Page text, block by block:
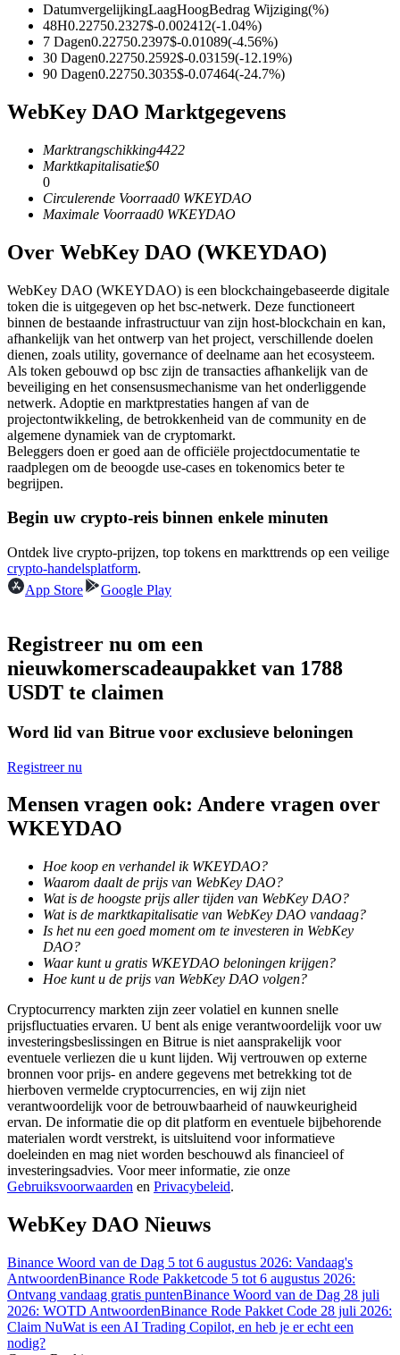
USDC-futures
Futures met USDC als onderpand
Kopiëren Handel
Sluit je aan bij top traders
Word een Copy Trader
Geniet van winstdeling en copy trading commissies
Big data-analyse inclusief handelsinformatie, enz.
Futures-startgids
Leer hoe u winstgevend kunt blijven
DatumvergelijkingLaagHoogBedrag Wijziging(%)
48H0.22750.2327$-0.002412(-1.04%)
7 Dagen0.22750.2397$-0.01089(-4.56%)
30 Dagen0.22750.2592$-0.03159(-12.19%)
90 Dagen0.22750.3035$-0.07464(-24.7%)
WebKey DAO Marktgegevens
Marktrangschikking4422
Marktkapitalisatie$0
0
Circulerende Voorraad0 WKEYDAO
Maximale Voorraad0 WKEYDAO
Over WebKey DAO (WKEYDAO)
WebKey DAO (WKEYDAO) is een blockchaingebaseerde digitale
token die is uitgegeven op het bsc-netwerk. Deze functioneert
binnen de bestaande infrastructuur van zijn host-blockchain en kan,
afhankelijk van het ontwerp van het project, verschillende doelen
dienen, zoals utility, governance of deelname aan het ecosysteem.
Als token gebouwd op bsc zijn de transacties afhankelijk van de
beveiliging en het consensusmechanisme van het onderliggende
netwerk. Adoptie en marktprestaties hangen af van de
projectontwikkeling, de betrokkenheid van de community en de
algemene dynamiek van de cryptomarkt.
Beleggers doen er goed aan de officiële projectdocumentatie te
raadplegen om de beoogde use-cases en tokenomics beter te
begrijpen.
Begin uw crypto-reis binnen enkele minuten
Ontdek live crypto-prijzen, top tokens en markttrends op een veilige
crypto-handelsplatform.
App Store
Google Play
Registreer nu om een
nieuwkomerscadeaupakket van 1788
USDT te claimen
Word lid van Bitrue voor exclusieve beloningen
Registreer nu
Mensen vragen ook: Andere vragen over
WKEYDAO
Hoe koop en verhandel ik WKEYDAO?
Waarom daalt de prijs van WebKey DAO?
Wat is de hoogste prijs aller tijden van WebKey DAO?
Wat is de marktkapitalisatie van WebKey DAO vandaag?
Is het nu een goed moment om te investeren in WebKey
DAO?
Waar kunt u gratis WKEYDAO beloningen krijgen?
Hoe kunt u de prijs van WebKey DAO volgen?
Cryptocurrency markten zijn zeer volatiel en kunnen snelle
prijsfluctuaties ervaren. U bent als enige verantwoordelijk voor uw
investeringsbeslissingen en Bitrue is niet aansprakelijk voor
eventuele verliezen die u kunt lijden. Wij vertrouwen op externe
bronnen voor prijs- en andere gegevens met betrekking tot de
hierboven vermelde cryptocurrencies, en wij zijn niet
verantwoordelijk voor de betrouwbaarheid of nauwkeurigheid
ervan. De informatie die op dit platform en eventuele bijbehorende
materialen wordt verstrekt, is uitsluitend voor informatieve
doeleinden en mag niet worden beschouwd als financieel of
investeringsadvies. Voor meer informatie, zie onze
Gebruiksvoorwaarden en Privacybeleid.
WebKey DAO Nieuws
Binance Woord van de Dag 5 tot 6 augustus 2026: Vandaag's
AntwoordenBinance Rode Pakketcode 5 tot 6 augustus 2026:
Ontvang vandaag gratis puntenBinance Woord van de Dag 28 juli
2026: WOTD AntwoordenBinance Rode Pakket Code 28 juli 2026:
Claim NuWat is een AI Trading Copilot, en heb je er echt een
nodig?